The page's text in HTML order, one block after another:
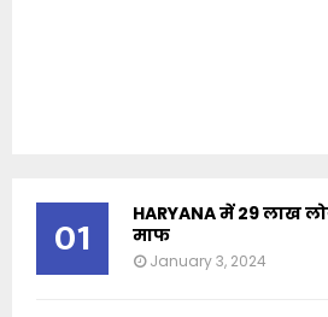
01
HARYANA में 29 लाख
माफ
January 3, 2024